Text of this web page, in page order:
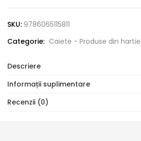
SKU: 9786065115811
Categorie: Caiete - Produse din hartie
Descriere
Informații suplimentare
Recenzii (0)